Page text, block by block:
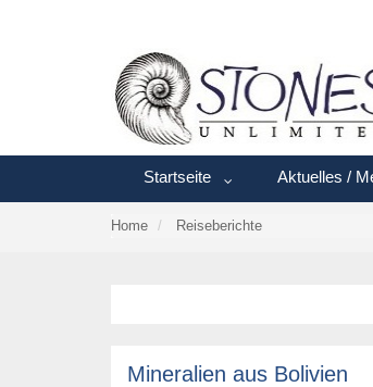
Startseite Aktuelles /
Home Reiseberichte
Mineralien aus Bolivien